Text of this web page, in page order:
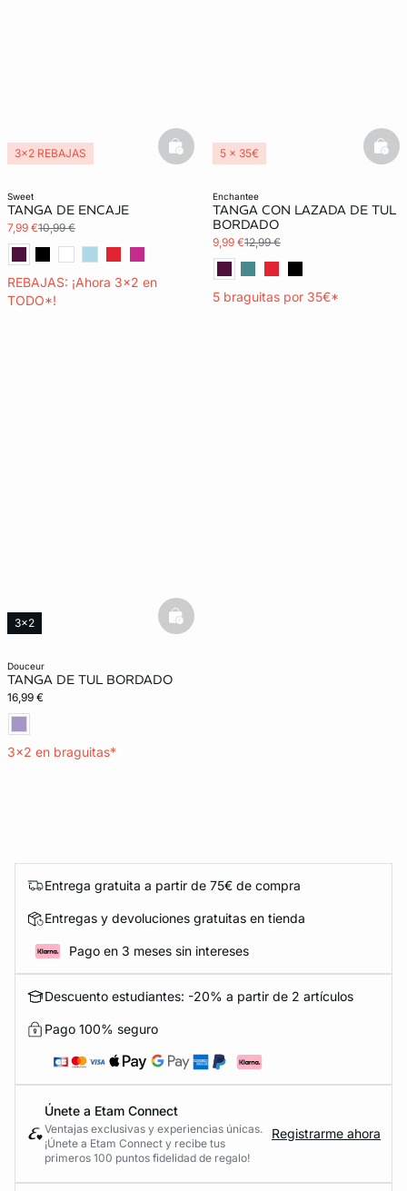
sweet
TANGA DE ENCAJE
7,99 €10,99 €
REBAJAS: ¡Ahora 3x2 en
TODO*!
3x2 REBAJAS basketfull
enchantee
TANGA CON LAZADA DE TUL
BORDADO
9,99 €12,99 €
5 braguitas por 35€*
5 x 35€
douceur
TANGA DE TUL BORDADO
16,99 €
3x2 en braguitas*
3x2 basketfull
Entrega gratuita a partir de 75€ de compra
Entregas y devoluciones gratuitas en tienda
Pago en 3 meses sin intereses
Descuento estudiantes: -20% a partir de 2 artículos
Pago 100% seguro
Únete a Etam Connect
Ventajas exclusivas y experiencias únicas.
¡Únete a Etam Connect y recibe tus
primeros 100 puntos fidelidad de regalo!
Registrarme ahora